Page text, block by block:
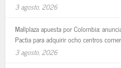
3 agosto, 2026
Mallplaza apuesta por Colombia:
Pactia para adquirir ocho centros
3 agosto, 2026